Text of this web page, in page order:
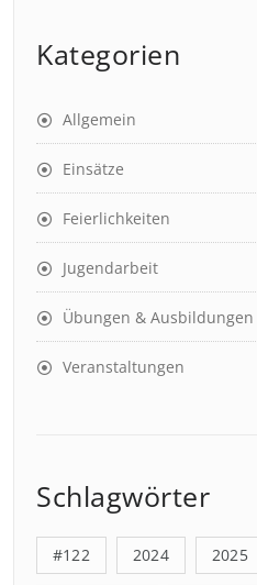
Kategorien
Allgemein
Einsätze
Feierlichkeiten
Jugendarbeit
Übungen & Ausbildungen
Veranstaltungen
Schlagwörter
#122 2024 2025